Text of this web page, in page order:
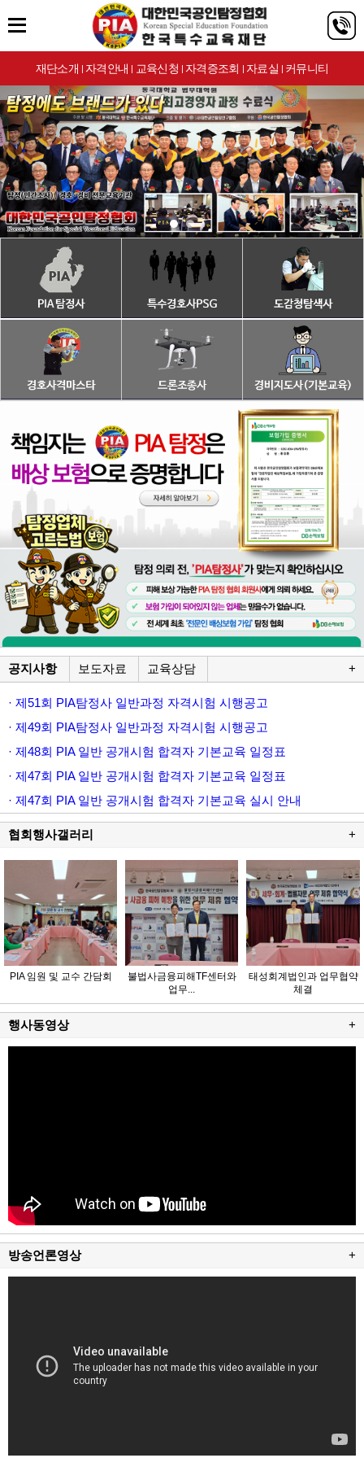
재단소개 | 자격안내 | 교육신청 | 자격증조회 | 자료실 | 커뮤니티
공지사항 보도자료 교육상담 +
· 제51회 PIA탐정사 일반과정 자격시험 시행공고
· 제49회 PIA탐정사 일반과정 자격시험 시행공고
· 제48회 PIA 일반 공개시험 합격자 기본교육 일정표
· 제47회 PIA 일반 공개시험 합격자 기본교육 일정표
· 제47회 PIA 일반 공개시험 합격자 기본교육 실시 안내
협회행사갤러리 +
PIA 임원 및 교수 간담회
불법사금융피해TF센터와
업무...
태성회계법인과 업무협약
체결
행사동영상 +
방송언론영상 +